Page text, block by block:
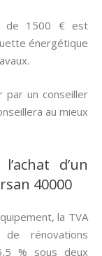
de 1500 € est
énergétique
par un conseiller
au mieux
d’un
40000
la TVA
rénovations
% sous deux